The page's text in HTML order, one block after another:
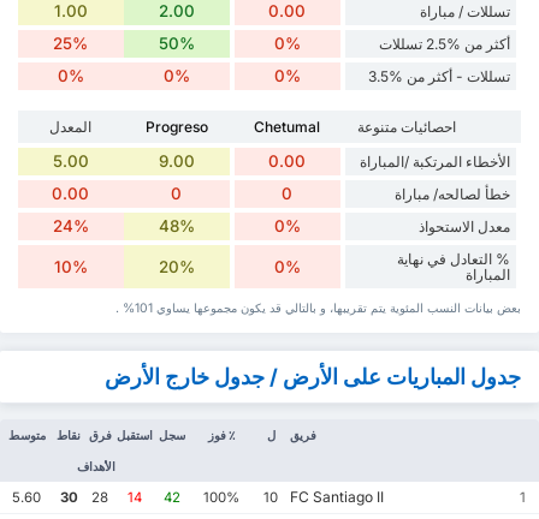
تسللات / مباراة
0.00
2.00
1.00
أكثر من %2.5 تسللات 0%
50%
25%
تسللات - أكثر من %3.5 0%
0%
0%
احصائيات متنوعة Chetumal
Progreso
المعدل
الأخطاء المرتكبة /المباراة
0.00
9.00
5.00
خطأ لصالحه/ مباراة 0
0
0.00
معدل الاستحواذ 0%
48%
24%
% التعادل في نهاية
المباراة
0%
20%
10%
بعض بيانات ‏النسب المئوية يتم تقريبها، و بالتالي قد ‏يكون مجموعها يساوي 101% .
جدول المباريات على الأرض / جدول خارج الأرض
فريق ل ٪ فوز سجل استقبل فرق
الأهداف
نقاط متوسط
1
10
100%
42
14
28
30
5.60